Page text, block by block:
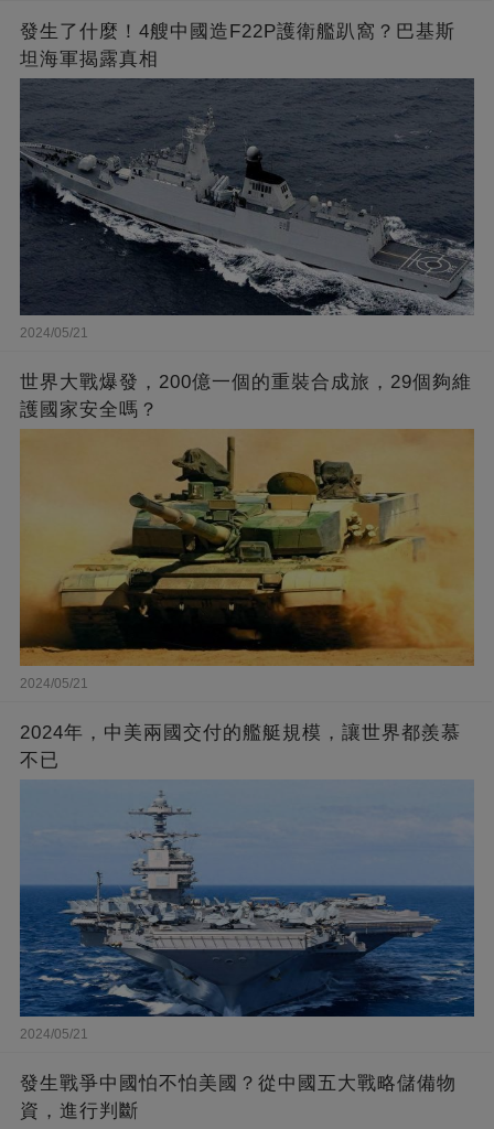
發生了什麼！4艘中國造F22P護衛艦趴窩？巴基斯
坦海軍揭露真相
2024/05/21
世界大戰爆發，200億一個的重裝合成旅，29個夠維
護國家安全嗎？
2024/05/21
2024年，中美兩國交付的艦艇規模，讓世界都羨慕
不已
2024/05/21
發生戰爭中國怕不怕美國？從中國五大戰略儲備物
資，進行判斷